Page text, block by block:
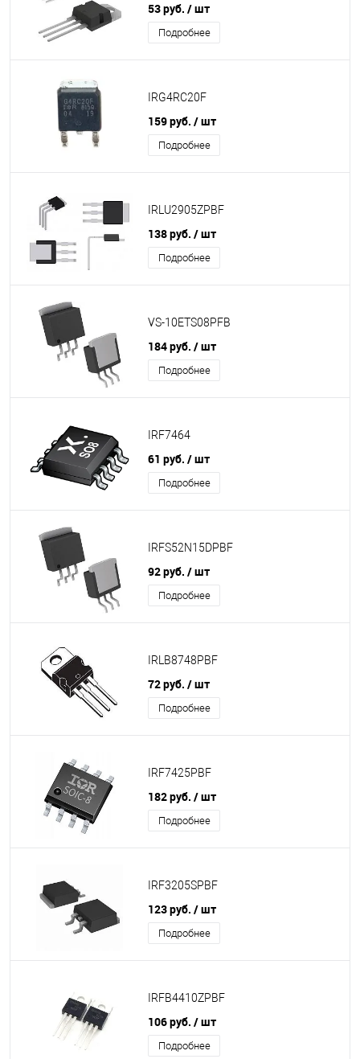
53 руб. / шт
Подробнее
IRG4RC20F
159 руб. / шт
Подробнее
IRLU2905ZPBF
138 руб. / шт
Подробнее
VS-10ETS08PFB
184 руб. / шт
Подробнее
IRF7464
61 руб. / шт
Подробнее
IRFS52N15DPBF
92 руб. / шт
Подробнее
IRLB8748PBF
72 руб. / шт
Подробнее
IRF7425PBF
182 руб. / шт
Подробнее
IRF3205SPBF
123 руб. / шт
Подробнее
IRFB4410ZPBF
106 руб. / шт
Подробнее